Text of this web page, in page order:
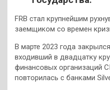
FRB стал крупнейшим
заемщиком со времен
В марте 2023 года
входивший в двадцатку
финансовых организаций
повторилась с банками